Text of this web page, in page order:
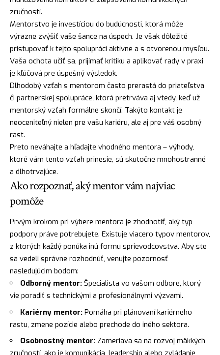
zručností.
Mentorstvo je investíciou do budúcnosti, ktorá môže
výrazne zvýšiť vaše šance na úspech. Je však dôležité
pristupovať k tejto spolupráci aktívne a s otvorenou mysľou.
Vaša ochota učiť sa, prijímať kritiku a aplikovať rady v praxi
je kľúčová pre úspešný výsledok.
Dlhodobý vzťah s mentorom často prerastá do priateľstva
či partnerskej spolupráce, ktorá pretrváva aj vtedy, keď už
mentorský vzťah formálne skončí. Takýto kontakt je
neoceniteľný nielen pre vašu kariéru, ale aj pre váš osobný
rast.
Preto neváhajte a hľadajte vhodného mentora – výhody,
ktoré vám tento vzťah prinesie, sú skutočne mnohostranné
a dlhotrvajúce.
Ako rozpoznať, aký mentor vám najviac
pomôže
Prvým krokom pri výbere mentora je zhodnotiť, aký typ
podpory práve potrebujete. Existuje viacero typov mentorov,
z ktorých každý ponúka inú formu sprievodcovstva. Aby ste
sa vedeli správne rozhodnúť, venujte pozornosť
nasledujúcim bodom:
Odborný mentor: Špecialista vo vašom odbore, ktorý
vie poradiť s technickými a profesionálnymi výzvami.
Kariérny mentor: Pomáha pri plánovaní kariérneho
rastu, zmene pozície alebo prechode do iného sektora.
Osobnostný mentor: Zameriava sa na rozvoj mäkkých